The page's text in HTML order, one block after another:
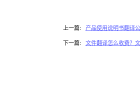
上一篇: 产品使用说明书翻译
下一篇: 文件翻译怎么收费？